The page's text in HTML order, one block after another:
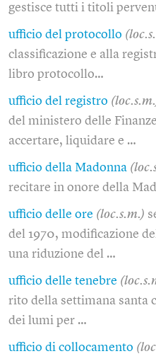
gestisce tutti i titoli
ufficio del protocollo
classificazione e alla
libro protocollo…
ufficio del registro
del ministero delle
accertare, liquidare e …
ufficio della Madonna
recitare in onore della
ufficio delle ore (loc.s.m.)
del 1970, modificazione
una riduzione del …
ufficio delle tenebre
rito della settimana santa
dei lumi per …
ufficio di collocamento